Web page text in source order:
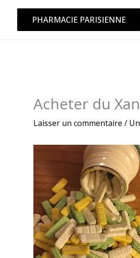
contenu
PHARMACIE PARISIENNE
Acheter du
Laisser un commentaire /